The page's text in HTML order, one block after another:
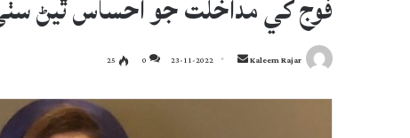
فوج کي مداخلت جو احساس ٿيڻ
Kaleem Rajar
Send
email
23-11-2022
0
25